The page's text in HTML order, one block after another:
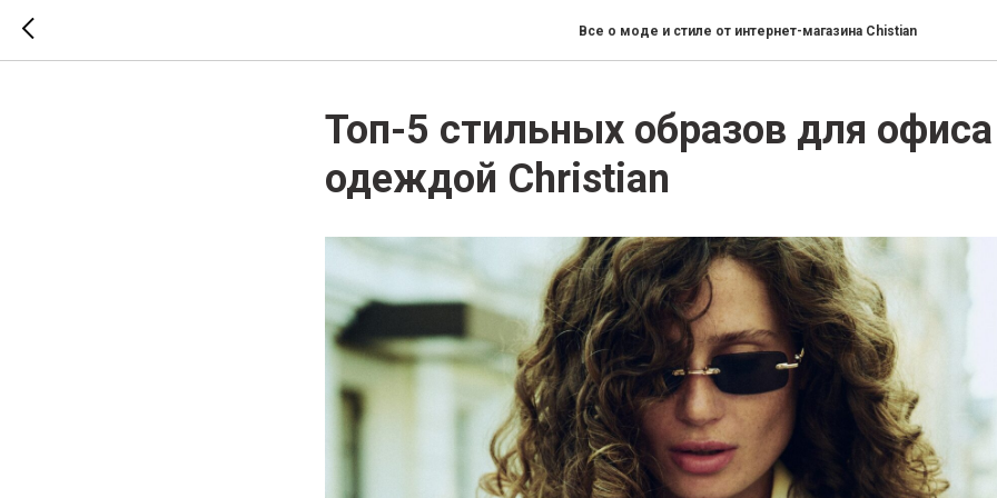
Все о моде и стиле от интернет-магазина Chistian
Топ-5 стильных образов для
одеждой Christian